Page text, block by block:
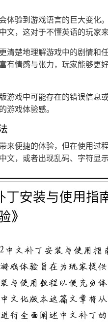
体验到游戏语言的巨大变化
文，这对于不懂英语的玩家
清楚地理解游戏中的剧情和
有情感与张力，玩家能够更
游戏中可能存在的错误信息
游戏体验感。
来便捷的体验，但在使用过
文，或者出现乱码、字符显